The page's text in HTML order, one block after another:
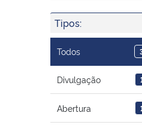
Tipos:
Todos
Divulgação
Abertura